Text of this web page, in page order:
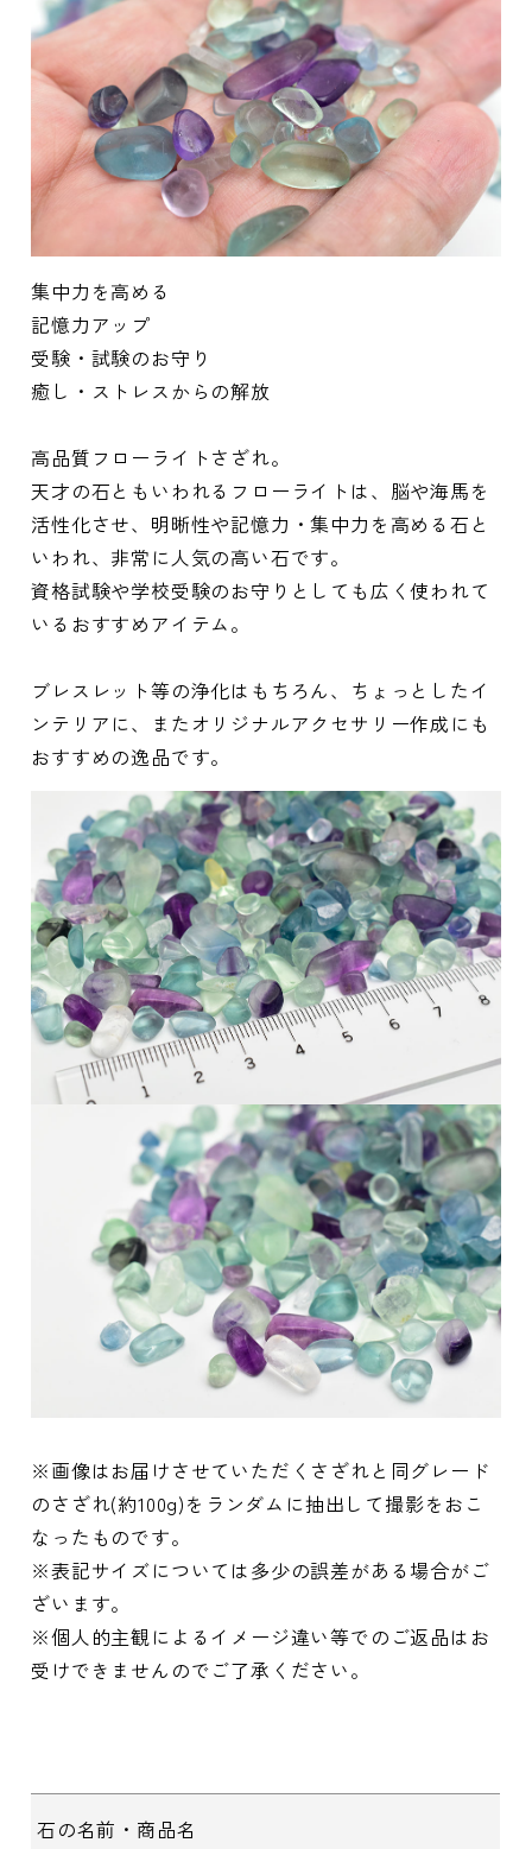
集中力を高める
記憶力アップ
受験・試験のお守り
癒し・ストレスからの解放
高品質フローライトさざれ。
天才の石ともいわれるフローライトは、脳や海馬を
活性化させ、明晰性や記憶力・集中力を高める石と
いわれ、非常に人気の高い石です。
資格試験や学校受験のお守りとしても広く使われて
いるおすすめアイテム。
ブレスレット等の浄化はもちろん、ちょっとしたイ
ンテリアに、またオリジナルアクセサリー作成にも
おすすめの逸品です。
※画像はお届けさせていただくさざれと同グレード
のさざれ(約100g)をランダムに抽出して撮影をおこ
なったものです。
※表記サイズについては多少の誤差がある場合がご
ざいます。
※個人的主観によるイメージ違い等でのご返品はお
受けできませんのでご了承ください。
石の名前・商品名